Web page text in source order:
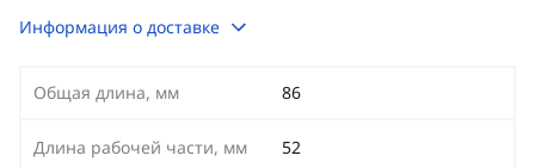
Информация о доставке
Общая длина, мм 86
Длина рабочей части, мм 52